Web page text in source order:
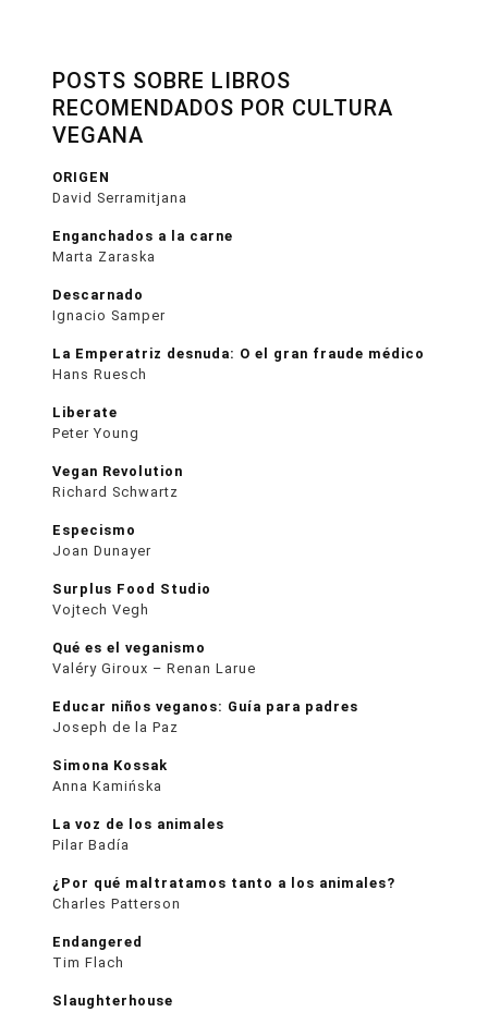
POSTS SOBRE LIBROS
RECOMENDADOS POR CULTURA
VEGANA
ORIGEN
David Serramitjana
Enganchados a la carne
Marta Zaraska
Descarnado
Ignacio Samper
La Emperatriz desnuda: O el gran fraude médico
Hans Ruesch
Liberate
Peter Young
Vegan Revolution
Richard Schwartz
Especismo
Joan Dunayer
Surplus Food Studio
Vojtech Vegh
Qué es el veganismo
Valéry Giroux – Renan Larue
Educar niños veganos: Guía para padres
Joseph de la Paz
Simona Kossak
Anna Kamińska
La voz de los animales
Pilar Badía
¿Por qué maltratamos tanto a los animales?
Charles Patterson
Endangered
Tim Flach
Slaughterhouse